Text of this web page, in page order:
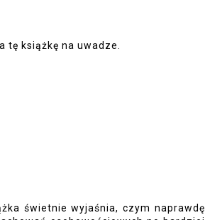
tę książkę na uwadze.
świetnie wyjaśnia, czym naprawdę